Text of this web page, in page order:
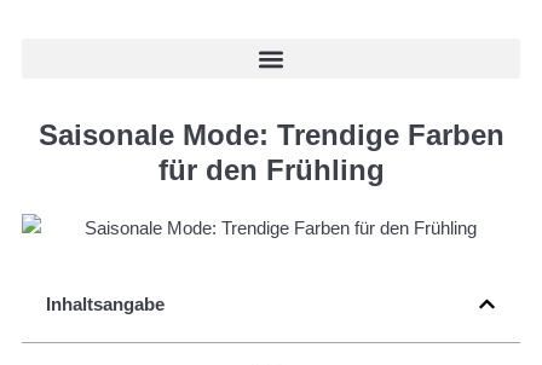
Saisonale Mode: Trendige Farben
für den Frühling
Inhaltsangabe